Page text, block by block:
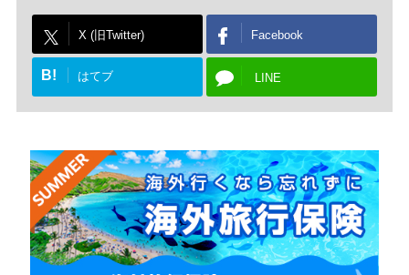
X (旧Twitter) Facebook
B! はてブ LINE